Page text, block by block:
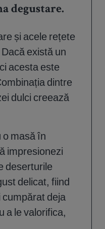
degustare.
și acele rețete
există un
acesta este
dintre
dulci creează
masă în
impresionezi
deserturile
delicat, fiind
cumpărat deja
a le valorifica,